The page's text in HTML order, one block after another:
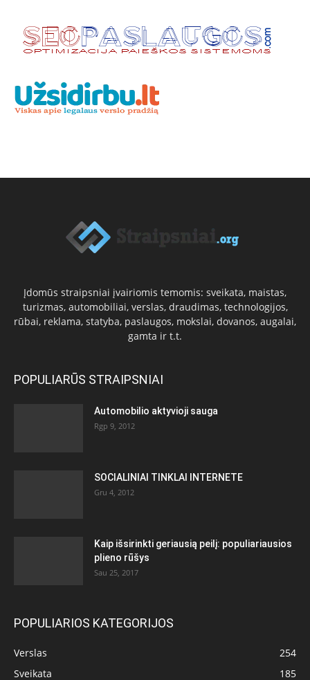
Įdomūs straipsniai įvairiomis temomis: sveikata, maistas,
turizmas, automobiliai, verslas, draudimas, technologijos,
rūbai, reklama, statyba, paslaugos, mokslai, dovanos, augalai,
gamta ir t.t.
POPULIARŪS STRAIPSNIAI
Automobilio aktyvioji sauga
Rgp 9, 2012
SOCIALINIAI TINKLAI INTERNETE
Gru 4, 2012
Kaip išsirinkti geriausią peilį: populiariausios
plieno rūšys
Sau 25, 2017
POPULIARIOS KATEGORIJOS
Verslas
254
Sveikata
185